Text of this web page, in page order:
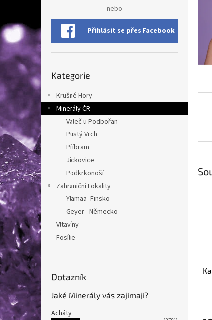
l
nebo
Přihlásit se přes Facebook
kategorie
Kategorie
Krušné Hory
Minerály ČR
Valeč u Podbořan
Pustý Vrch
Příbram
Jickovice
Podkrkonoší
Zahraniční Lokality
Ylämaa- Finsko
Geyer - Německo
Vltavíny
Fosílie
Dotazník
Jaké Minerály vás zajímají?
Acháty